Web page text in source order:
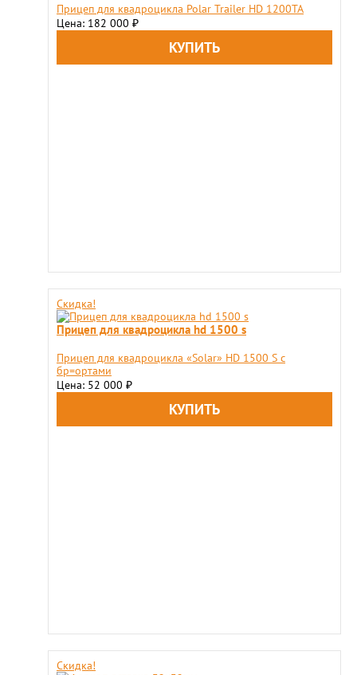
Прицеп для квадроцикла Polar Trailer HD 1200TA
Цена: 182 000 ₽
Скидка!
Прицеп для квадроцикла hd 1500 s
Прицеп для квадроцикла «Solar» HD 1500 S с
бр=ортами
Цена: 52 000 ₽
Скидка!